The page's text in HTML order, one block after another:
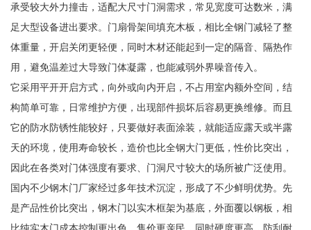
承受较大外力撞击，适配大尺寸门洞需求，常见宽度可达数米，满
足大型设备进出要求。门扇骨架间填充木板，相比全钢门减轻了整
体重量，开启关闭更轻便，同时木材还能起到一定的隔音、隔热作
用，避免温差过大导致门体凝露，也能减弱外界噪音传入。
它采用平开开启方式，向外或向内开启，不占用室内额外空间，结
构简单可靠，日常维护方便，出现部件损坏后容易更换维修。而且
它的防水防锈性能较好，只要做好表面涂装，就能适应露天或半露
天的环境，使用寿命较长，造价也比全钢大门更低，性价比突出，
因此在各类对门体强度有要求、门洞尺寸较大的场所被广泛使用。
国内不少钢木门厂家经过多年技术沉淀，形成了不少鲜明优势。先
是产品性价比突出，钢木门以实木框架为基底，外面覆以钢板，相
比纯实木门成本控制更出色，售价更亲民，同时硬度更高，防刮耐